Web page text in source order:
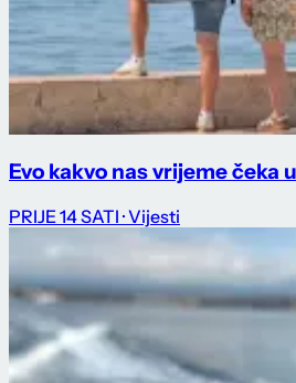
Evo kakvo nas vrijeme čeka
PRIJE 14 SATI · Vijesti